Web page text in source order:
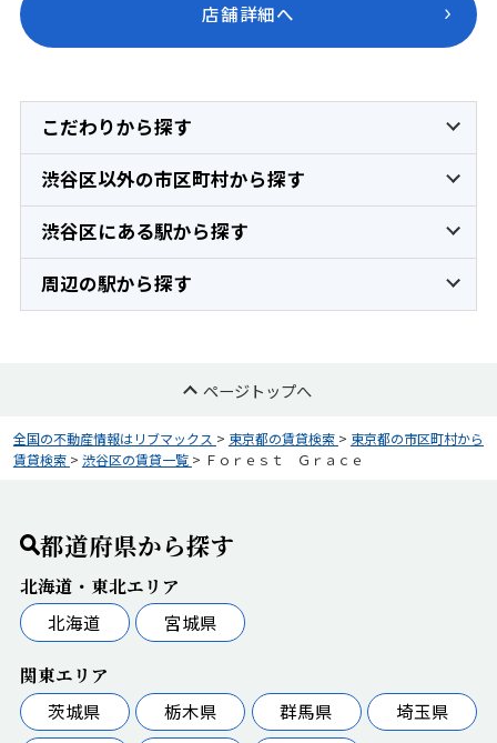
店舗詳細へ
こだわりから探す
渋谷区以外の市区町村から探す
渋谷区にある駅から探す
周辺の駅から探す
ページトップへ
全国の不動産情報はリブマックス > 東京都の賃貸検索 > 東京都の市区町村から
賃貸検索 > 渋谷区の賃貸一覧 > Ｆｏｒｅｓｔ Ｇｒａｃｅ
都道府県から探す
北海道・東北エリア
北海道
宮城県
関東エリア
茨城県
栃木県 群馬県
埼玉県